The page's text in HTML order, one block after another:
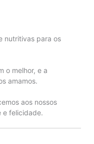
nutritivas para os
o melhor, e a
amamos.
aos nossos
e felicidade.